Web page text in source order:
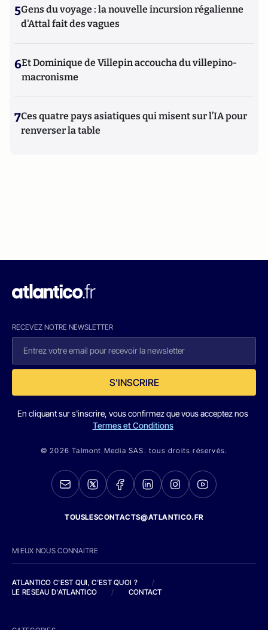
5Gens du voyage : la nouvelle incursion régalienne
d'Attal fait des vagues
6Et Dominique de Villepin accoucha du villepino-
macronisme
7Ces quatre pays asiatiques qui misent sur l’IA pour
renverser la table
RECEVEZ NOTRE NEWSLETTER
S'INSCRIRE
En cliquant sur s'inscrire, vous confirmez que vous acceptez nos
Termes et Conditions
© 2026 Talmont Media SAS. tous droits réservés.
TOUSLESCONTACTS@ATLANTICO.FR
MIEUX NOUS CONNAITRE
ATLANTICO C'EST QUI, C'EST QUOI ?
/
LE RESEAU D'ATLANTICO
/ CONTACT